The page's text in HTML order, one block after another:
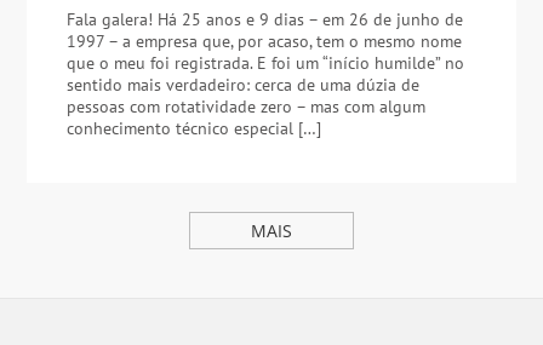
Fala galera! Há 25 anos e 9 dias – em 26 de junho de
1997 – a empresa que, por acaso, tem o mesmo nome
que o meu foi registrada. E foi um “início humilde” no
sentido mais verdadeiro: cerca de uma dúzia de
pessoas com rotatividade zero – mas com algum
conhecimento técnico especial […]
MAIS